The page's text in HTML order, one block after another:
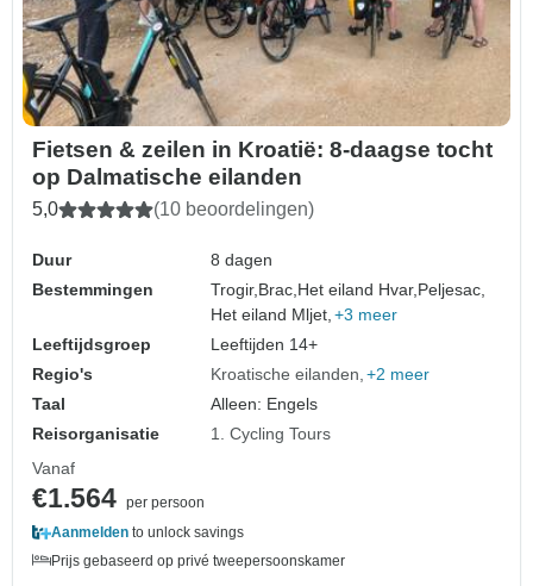
Fietsen & zeilen in Kroatië: 8-daagse tocht
op Dalmatische eilanden
5,0 (10 beoordelingen)
Duur
8 dagen
Bestemmingen
Trogir, Brac, Het eiland Hvar, Peljesac,
Het eiland Mljet, +3 meer
Leeftijdsgroep
Leeftijden 14+
Regio's
Kroatische eilanden +2 meer
Taal
Alleen: Engels
Reisorganisatie
1. Cycling Tours
Vanaf
€1.564 per persoon
Aanmelden to unlock savings
Prijs gebaseerd op privé tweepersoonskamer